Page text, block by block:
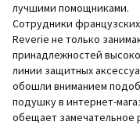
лучшими помощниками.
Сотрудники
Reverie не только
принадлежностей
линии защитных
обошли вниманием
подушку в интернет-
обещает замечательное